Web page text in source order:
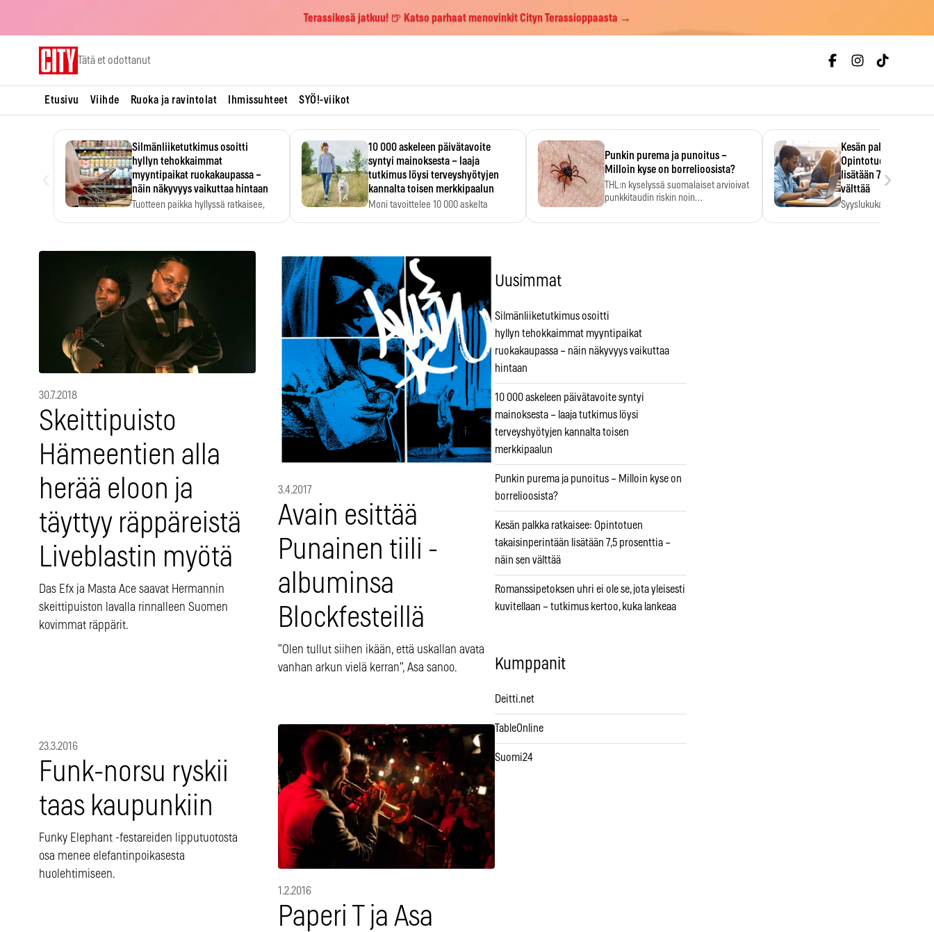
Terassikesä jatkuu! 🍺 Katso parhaat menovinkit Cityn Terassioppaasta →
Tätä et odottanut
Etusivu Viihde Ruoka ja ravintolat Ihmissuhteet SYÖ!-viikot
Silmänliiketutkimus osoitti
hyllyn tehokkaimmat
myyntipaikat ruokakaupassa –
näin näkyvyys vaikuttaa hintaan
Tuotteen paikka hyllyssä ratkaisee,
10 000 askeleen päivätavoite
syntyi mainoksesta – laaja
tutkimus löysi terveyshyötyjen
kannalta toisen merkkipaalun
Moni tavoittelee 10 000 askelta
Punkin purema ja punoitus –
Milloin kyse on borrelioosista?
THL:n kyselyssä suomalaiset arvioivat
punkkitaudin riskin noin
Kesän palkka
Opintotuen
lisätään 7,5
välttää
Syyslukukauden
›
30.7.2018
Skeittipuisto
Hämeentien alla
herää eloon ja
täyttyy räppäreistä
Liveblastin myötä
Das Efx ja Masta Ace saavat Hermannin
skeittipuiston lavalla rinnalleen Suomen
kovimmat räppärit.
3.4.2017
Avain esittää
Punainen tiili -
albuminsa
Blockfesteillä
”Olen tullut siihen ikään, että uskallan avata
vanhan arkun vielä kerran”, Asa sanoo.
23.3.2016
Funk-norsu ryskii
taas kaupunkiin
Funky Elephant -festareiden lipputuotosta
osa menee elefantinpoikasesta
huolehtimiseen.
1.2.2016
Paperi T ja Asa
Uusimmat
Silmänliiketutkimus osoitti
hyllyn tehokkaimmat myyntipaikat
ruokakaupassa – näin näkyvyys vaikuttaa
hintaan
10 000 askeleen päivätavoite syntyi
mainoksesta – laaja tutkimus löysi
terveyshyötyjen kannalta toisen
merkkipaalun
Punkin purema ja punoitus – Milloin kyse on
borrelioosista?
Kesän palkka ratkaisee: Opintotuen
takaisinperintään lisätään 7,5 prosenttia –
näin sen välttää
Romanssipetoksen uhri ei ole se, jota yleisesti
kuvitellaan – tutkimus kertoo, kuka lankeaa
Kumppanit
Deitti.net
TableOnline
Suomi24